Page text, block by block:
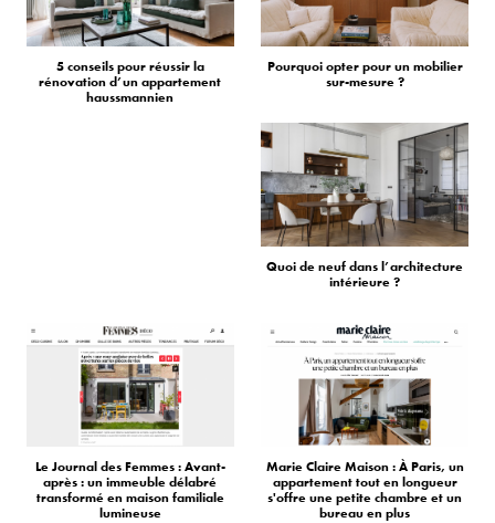
5 conseils pour réussir la
rénovation d’un appartement
haussmannien
Pourquoi opter pour un mobilier
sur-mesure ?
Quoi de neuf dans l’architecture
intérieure ?
Le Journal des Femmes : Avant-
après : un immeuble délabré
transformé en maison familiale
lumineuse
Marie Claire Maison : À Paris, un
appartement tout en longueur
s'offre une petite chambre et un
bureau en plus